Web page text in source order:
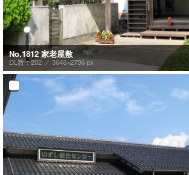
No.1812 家老屋敷
DL数：202 ／ 3648×2736 px